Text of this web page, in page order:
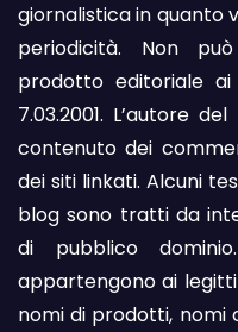
giornalistica in quanto
periodicità. Non
prodotto editoriale
7.03.2001. L’autore
contenuto dei
dei siti linkati. Alcuni
blog sono tratti da
di pubblico
appartengono ai
nomi di prodotti, nomi